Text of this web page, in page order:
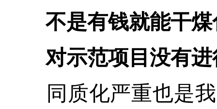
不是有钱就能干煤
对示范项目没有进
同质化严重也是我